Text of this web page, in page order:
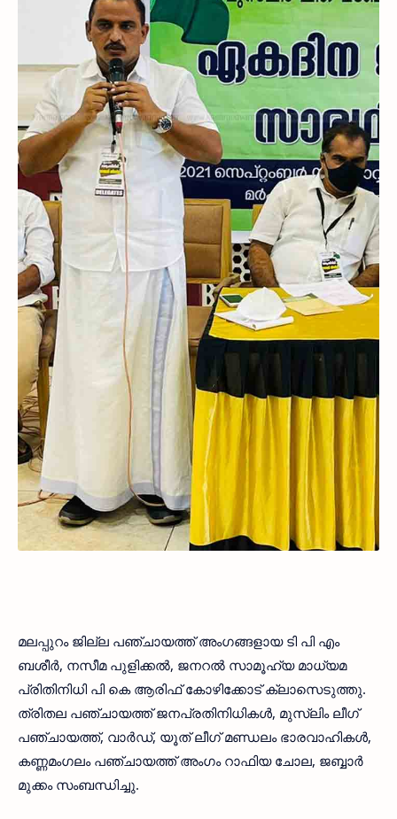
മലപ്പുറം ജില്ല പഞ്ചായത്ത് അംഗങ്ങളായ ടി പി എം
ബശീർ, നസീമ പുളിക്കൽ, ജനറൽ സാമൂഹ്യ മാധ്യമ
പ്രിതിനിധി പി കെ ആരിഫ് കോഴിക്കോട് ക്ലാസെടുത്തു.
ത്രിതല പഞ്ചായത്ത് ജനപ്രതിനിധികൾ, മുസ്ലിം ലീഗ്
പഞ്ചായത്ത്, വാർഡ്, യൂത് ലീഗ് മണ്ഡലം ഭാരവാഹികൾ,
കണ്ണമംഗലം പഞ്ചായത്ത് അംഗം റാഫിയ ചോല, ജബ്ബാർ
മുക്കം സംബന്ധിച്ചു.